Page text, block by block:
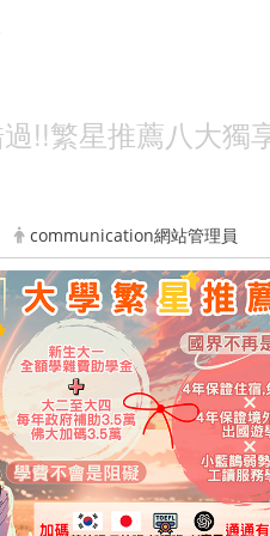
!!繁星推薦八大獨
communication網站管理員